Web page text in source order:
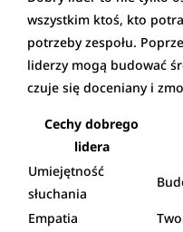
wszystkim ktoś, kto
potrzeby zespołu.
liderzy mogą budować
czuje się doceniany i
Cechy dobrego
lidera
Umiejętność
słuchania
Empatia